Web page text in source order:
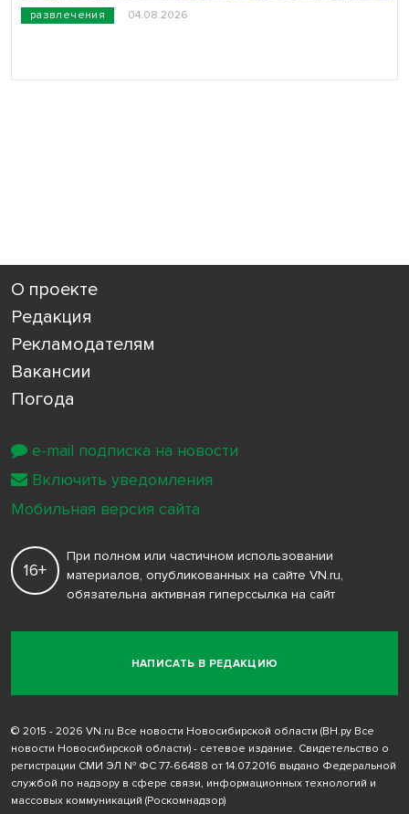
развлечения 04.08.2026
О проекте
Редакция
Рекламодателям
Вакансии
Погода
НАПИСАТЬ В РЕДАКЦИЮ
16+
При полном или частичном использовании
материалов, опубликованных на сайте VN.ru,
обязательна активная гиперссылка на сайт
© 2015 - 2026 VN.ru Все новости Новосибирской области (ВН.ру Все
новости Новосибирской области) - сетевое издание. Свидетельство о
регистрации СМИ ЭЛ № ФС 77-66488 от 14.07.2016 выдано Федеральной
службой по надзору в сфере связи, информационных технологий и
массовых коммуникаций (Роскомнадзор)
e-mail подписка на новости
Включить уведомления
Мобильная версия сайта